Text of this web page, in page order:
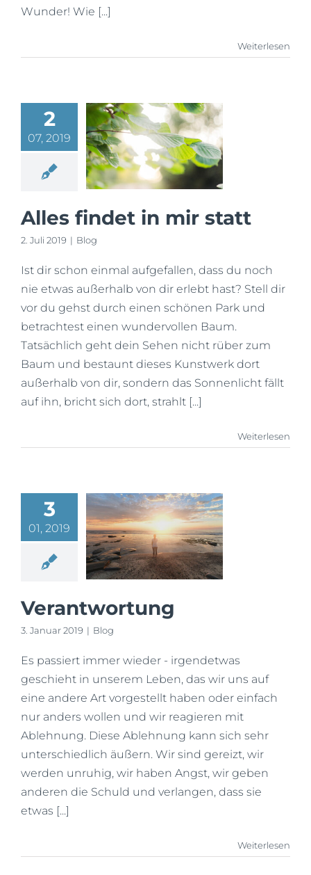
Instagram
Wunder! Wie [...]
Weiterlesen
2
07, 2019
Alles findet in mir statt
2. Juli 2019 | Blog
Ist dir schon einmal aufgefallen, dass du noch
nie etwas außerhalb von dir erlebt hast? Stell dir
vor du gehst durch einen schönen Park und
betrachtest einen wundervollen Baum.
Tatsächlich geht dein Sehen nicht rüber zum
Baum und bestaunt dieses Kunstwerk dort
außerhalb von dir, sondern das Sonnenlicht fällt
auf ihn, bricht sich dort, strahlt [...]
Weiterlesen
3
01, 2019
Verantwortung
3. Januar 2019 | Blog
Es passiert immer wieder - irgendetwas
geschieht in unserem Leben, das wir uns auf
eine andere Art vorgestellt haben oder einfach
nur anders wollen und wir reagieren mit
Ablehnung. Diese Ablehnung kann sich sehr
unterschiedlich äußern. Wir sind gereizt, wir
werden unruhig, wir haben Angst, wir geben
anderen die Schuld und verlangen, dass sie
etwas [...]
Weiterlesen